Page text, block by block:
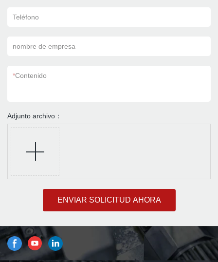
Teléfono
nombre de empresa
*Contenido
Adjunto archivo：
ENVIAR SOLICITUD AHORA